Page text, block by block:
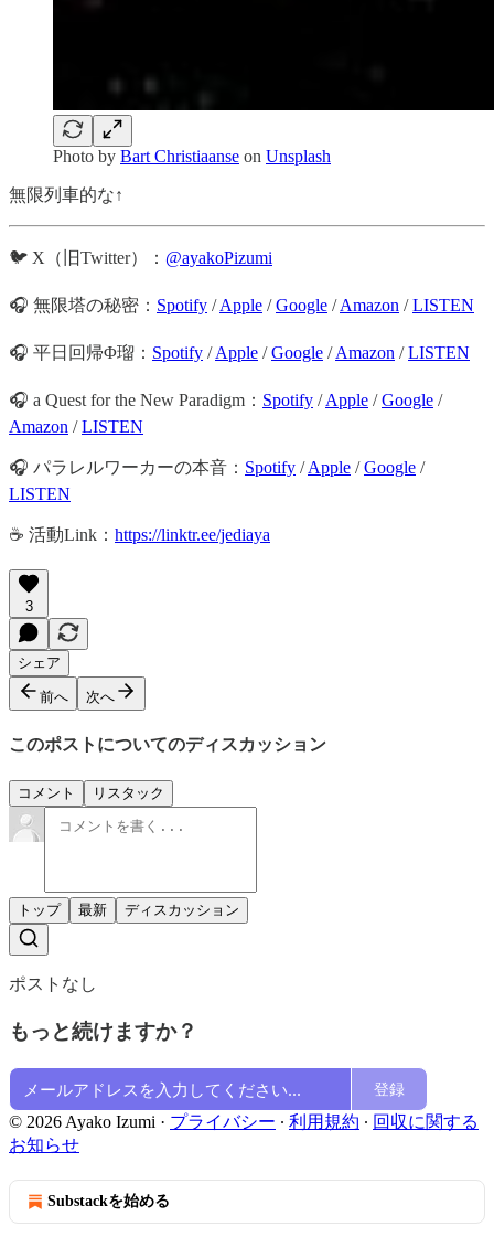
Photo by Bart Christiaanse on Unsplash
無限列車的な↑
🐦 X（旧Twitter）： @ayakoPizumi
🎧 無限塔の秘密： Spotify /Apple /Google /Amazon /LISTEN
🎧 平日回帰Φ瑠： Spotify /Apple /Google /Amazon /LISTEN
🎧 a Quest for the New Paradigm： Spotify /Apple /Google /
Amazon /LISTEN
🎧 パラレルワーカーの本音： Spotify /Apple /Google /
LISTEN
☕️ 活動Link： https://linktr.ee/jediaya
3
シェア
前へ 次へ
このポストについてのディスカッション
コメント リスタック
トップ 最新 ディスカッション
ポストなし
もっと続けますか？
登録
© 2026 Ayako Izumi · プライバシー ∙ 利用規約 ∙ 回収に関する
お知らせ
Substackを始める